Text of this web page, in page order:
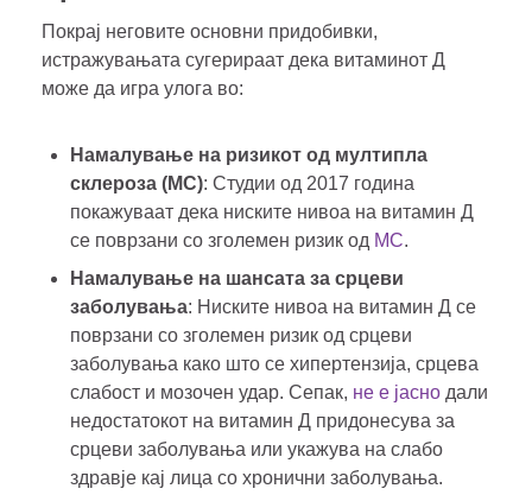
Покрај неговите основни придобивки,
истражувањата сугерираат дека витаминот Д
може да игра улога во:
Намалување на ризикот од мултипла
склероза (МС): Студии од 2017 година
покажуваат дека ниските нивоа на витамин Д
се поврзани со зголемен ризик од МС.
Намалување на шансата за срцеви
заболувања: Ниските нивоа на витамин Д се
поврзани со зголемен ризик од срцеви
заболувања како што се хипертензија, срцева
слабост и мозочен удар. Сепак, не е јасно дали
недостатокот на витамин Д придонесува за
срцеви заболувања или укажува на слабо
здравје кај лица со хронични заболувања.